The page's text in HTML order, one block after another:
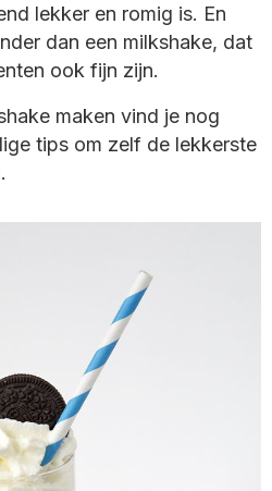
lekker en romig is. En
dan een milkshake, dat
ook fijn zijn.
maken vind je nog
tips om zelf de lekkerste